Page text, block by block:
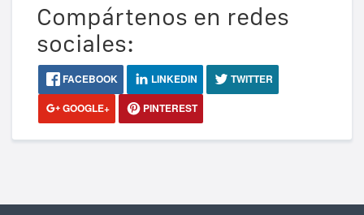
Compártenos en redes
sociales:
FACEBOOK LINKEDIN
TWITTER
GOOGLE+
PINTEREST